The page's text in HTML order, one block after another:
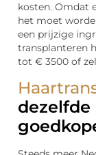
kosten. Omdat
het moet
een prijzige
transplanteren
tot € 3500 of